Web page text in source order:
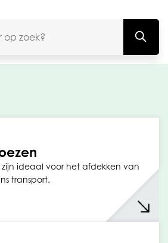
ideaal voor het afdekken van
transport.